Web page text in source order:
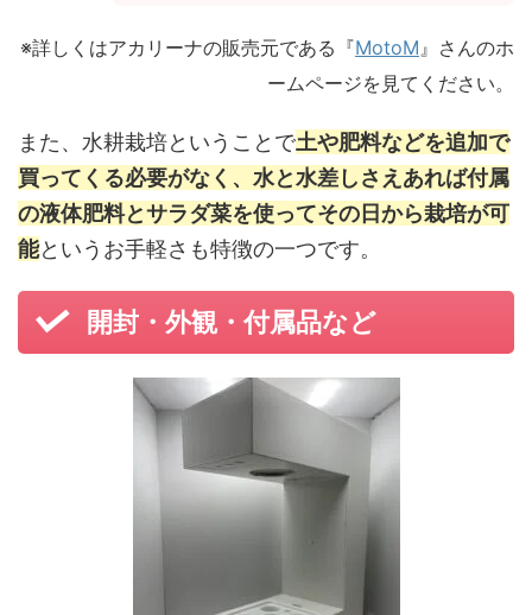
※詳しくはアカリーナの販売元である『MotoM』さんのホ
ームページを見てください。
また、水耕栽培ということで土や肥料などを追加で
買ってくる必要がなく、水と水差しさえあれば付属
の液体肥料とサラダ菜を使ってその日から栽培が可
能というお手軽さも特徴の一つです。
開封・外観・付属品など